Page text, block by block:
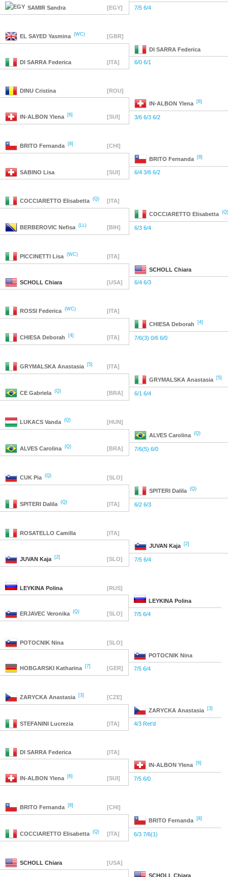
SAMIR Sandra [EGY] 7/5 6/4
EL SAYED Yasmina (WC) [GBR]
DI SARRA Federica
DI SARRA Federica [ITA] 6/0 6/1
DINU Cristina [ROU]
IN-ALBON Ylena [6]
IN-ALBON Ylena [6] [SUI] 3/6 6/3 6/2
BRITO Fernanda [8] [CHI]
BRITO Fernanda [8]
SABINO Lisa [SUI] 6/4 3/6 6/2
COCCIARETTO Elisabetta (Q) [ITA]
COCCIARETTO Elisabetta (Q)
BERBEROVIC Nefisa (LL) [BIH] 6/3 6/4
PICCINETTI Lisa (WC) [ITA]
SCHOLL Chiara
SCHOLL Chiara [USA] 6/4 6/3
ROSSI Federica (WC) [ITA]
CHIESA Deborah [4]
CHIESA Deborah [4] [ITA] 7/6(3) 0/6 6/0
GRYMALSKA Anastasia [5] [ITA]
GRYMALSKA Anastasia [5]
CE Gabriela (Q) [BRA] 6/1 6/4
LUKACS Vanda (Q) [HUN]
ALVES Carolina (Q)
ALVES Carolina (Q) [BRA] 7/6(5) 6/0
CUK Pia (Q) [SLO]
SPITERI Dalila (Q)
SPITERI Dalila (Q) [ITA] 6/2 6/3
ROSATELLO Camilla [ITA]
JUVAN Kaja [2]
JUVAN Kaja [2] [SLO] 7/5 6/4
LEYKINA Polina [RUS]
LEYKINA Polina
ERJAVEC Veronika (Q) [SLO] 7/5 6/4
POTOCNIK Nina [SLO]
POTOCNIK Nina
HOBGARSKI Katharina [7] [GER] 7/5 6/4
ZARYCKA Anastasia [3] [CZE]
ZARYCKA Anastasia [3]
STEFANINI Lucrezia [ITA] 4/3 Ret'd
DI SARRA Federica [ITA]
IN-ALBON Ylena [6]
IN-ALBON Ylena [6] [SUI] 7/5 6/0
BRITO Fernanda [8] [CHI]
BRITO Fernanda [8]
COCCIARETTO Elisabetta (Q) [ITA] 6/3 7/6(1)
SCHOLL Chiara [USA]
SCHOLL Chiara